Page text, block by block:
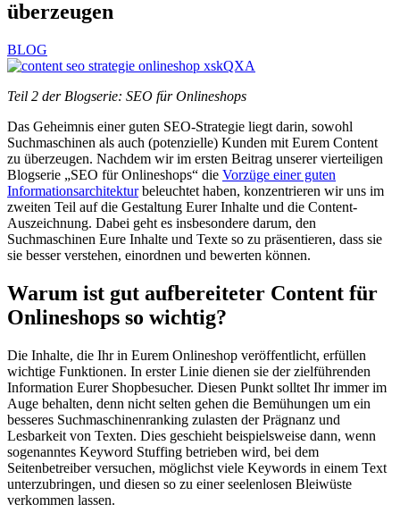
überzeugen
BLOG
Teil 2 der Blogserie: SEO für Onlineshops
Das Geheimnis einer guten SEO-Strategie liegt darin, sowohl
Suchmaschinen als auch (potenzielle) Kunden mit Eurem Content
zu überzeugen. Nachdem wir im ersten Beitrag unserer vierteiligen
Blogserie „SEO für Onlineshops“ die Vorzüge einer guten
Informationsarchitekturbeleuchtet haben, konzentrieren wir uns im
zweiten Teil auf die Gestaltung Eurer Inhalte und die Content-
Auszeichnung. Dabei geht es insbesondere darum, den
Suchmaschinen Eure Inhalte und Texte so zu präsentieren, dass sie
sie besser verstehen, einordnen und bewerten können.
Warum ist gut aufbereiteter Content für
Onlineshops so wichtig?
Die Inhalte, die Ihr in Eurem Onlineshop veröffentlicht, erfüllen
wichtige Funktionen. In erster Linie dienen sie der zielführenden
Information Eurer Shopbesucher. Diesen Punkt solltet Ihr immer im
Auge behalten, denn nicht selten gehen die Bemühungen um ein
besseres Suchmaschinenranking zulasten der Prägnanz und
Lesbarkeit von Texten. Dies geschieht beispielsweise dann, wenn
sogenanntes Keyword Stuffing betrieben wird, bei dem
Seitenbetreiber versuchen, möglichst viele Keywords in einem Text
unterzubringen, und diesen so zu einer seelenlosen Bleiwüste
verkommen lassen.